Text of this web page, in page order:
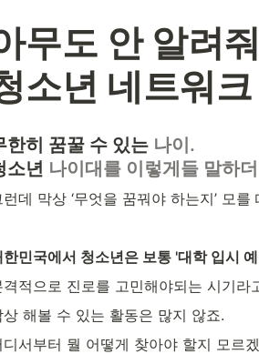
무도 안 알려
소년 네트워
한히 꿈꿀 수 있는 나이.
소년 나이대를 이렇게들 말하
런데 막상 ‘무엇을 꿈꿔야 하는지’ 모
한민국에서 청소년은 보통 '대학 입시
격적으로 진로를 고민해야되는 시기라
상 해볼 수 있는 활동은 많지 않죠.
디서부터 뭘 어떻게 찾아야 할지 모르